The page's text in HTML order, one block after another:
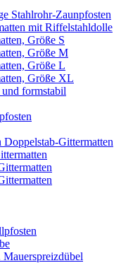
Stahlrohr-Zaunpfosten
mit Riffelstahldolle
Größe S
Größe M
Größe L
Größe XL
formstabil
Gittermatten